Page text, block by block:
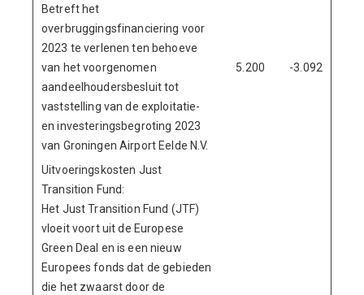
Betreft het
overbruggingsfinanciering voor
2023 te verlenen ten behoeve
van het voorgenomen
aandeelhoudersbesluit tot
vaststelling van de exploitatie-
en investeringsbegroting 2023
van Groningen Airport Eelde N.V.
5.200 -3.092
Uitvoeringskosten Just
Transition Fund:
Het Just Transition Fund (JTF)
vloeit voort uit de Europese
Green Deal en is een nieuw
Europees fonds dat de gebieden
die het zwaarst door de